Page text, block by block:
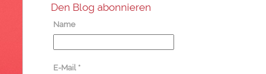
Den Blog abonnieren
Name
E-Mail *